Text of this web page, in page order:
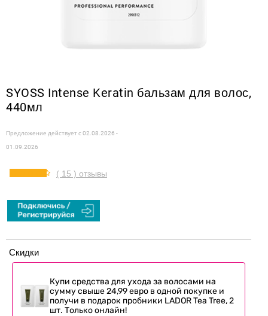
SYOSS Intense Keratin бальзам для волос,
440мл
Предложение действует с02.08.2026 -
01.09.2026
( 15 ) отзывы
Скидки
Купи средства для ухода за волосами на
сумму свыше 24,99 евро в одной покупке и
получи в подарок пробники LADOR Tea Tree, 2
шт. Только онлайн!